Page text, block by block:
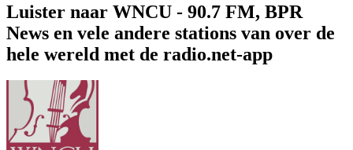
Luister naar WNCU - 90.7 FM, BPR
News en vele andere stations van over de
hele wereld met de radio.net-app